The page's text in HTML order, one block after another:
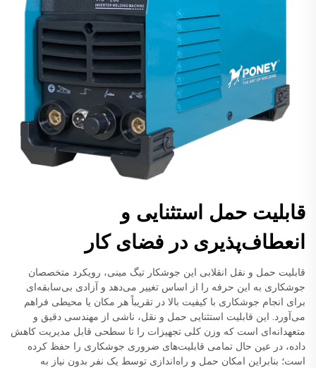
قابلیت حمل استثنایی و
انعطاف‌پذیری در فضای کار
قابلیت حمل و نقل انقلابی این جوشکار تیگ مینی، رویکرد متخصصان
جوشکاری به این حرفه را از اساس تغییر می‌دهد و آزادی بی‌سابقه‌ای
برای انجام جوشکاری با کیفیت بالا در تقریباً هر مکان یا محیطی فراهم
می‌آورد. این قابلیت استثنایی حمل و نقل، ناشی از مهندسی دقیق و
متعهدانه‌ای است که وزن کلی تجهیزات را تا سطحی قابل مدیریت کاهش
داده، در عین حال تمامی قابلیت‌های ضروری جوشکاری را حفظ کرده
است؛ بنابراین امکان حمل و راه‌اندازی توسط یک نفر بدون نیاز به